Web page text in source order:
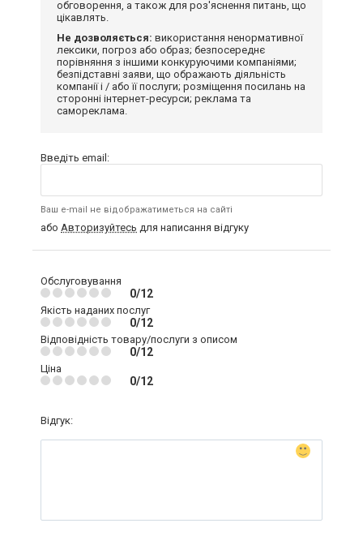
обговорення, а також для роз'яснення питань, що
цікавлять.
Не дозволяється: використання ненормативної
лексики, погроз або образ; безпосереднє
порівняння з іншими конкуруючими компаніями;
безпідставні заяви, що ображають діяльність
компанії і / або її послуги; розміщення посилань на
сторонні інтернет-ресурси; реклама та
самореклама.
Введіть email:
Ваш e-mail не відображатиметься на сайті
або Авторизуйтесь для написання відгуку
Обслуговування
0/12
Якість наданих послуг
0/12
Відповідність товару/послуги з описом
0/12
Ціна
0/12
Відгук: